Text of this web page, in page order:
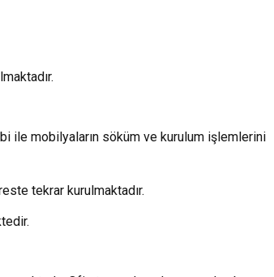
ile mobilyaların söküm ve kurulum işlemlerini
tekrar kurulmaktadır.